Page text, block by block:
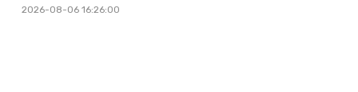
2026-08-06 16:26:00